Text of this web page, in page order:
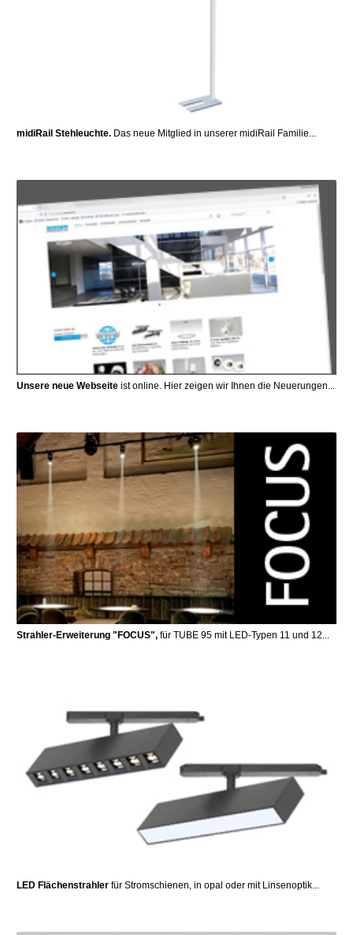
midiRail Stehleuchte. Das neue Mitglied in unserer midiRail Familie...
Unsere neue Webseite ist online. Hier zeigen wir Ihnen die Neuerungen...
Strahler-Erweiterung "FOCUS", für TUBE 95 mit LED-Typen 11 und 12...
LED Flächenstrahler für Stromschienen, in opal oder mit Linsenoptik...